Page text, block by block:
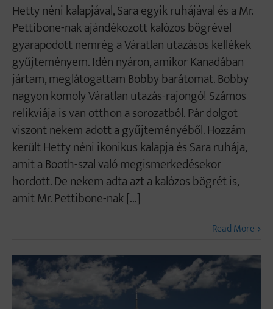
Hetty néni kalapjával, Sara egyik ruhájával és a Mr.
Pettibone-nak ajándékozott kalózos bögrével
gyarapodott nemrég a Váratlan utazásos kellékek
gyűjteményem. Idén nyáron, amikor Kanadában
jártam, meglátogattam Bobby barátomat. Bobby
nagyon komoly Váratlan utazás-rajongó! Számos
relikviája is van otthon a sorozatból. Pár dolgot
viszont nekem adott a gyűjteményéből. Hozzám
került Hetty néni ikonikus kalapja és Sara ruhája,
amit a Booth-szal való megismerkedésekor
hordott. De nekem adta azt a kalózos bögrét is,
amit Mr. Pettibone-nak [...]
Read More